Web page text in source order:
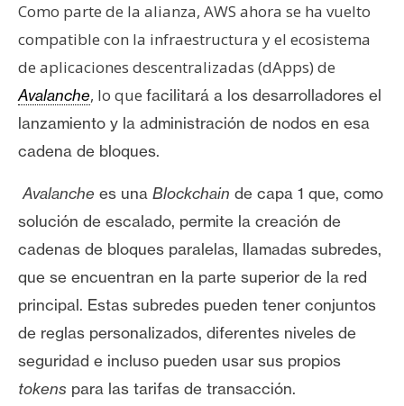
c
u
r
s
o
s
C
o
t
a
c
t
y
P
Como parte de la alianza, AWS ahora se ha vuelto
compatible con la infraestructura y el ecosistema
de aplicaciones descentralizadas (dApps) de
Avalanche, lo que facilitará a los desarrolladores el
lanzamiento y la administración de nodos en esa
cadena de bloques.
Avalanche es una Blockchain de capa 1 que, como
solución de escalado, permite la creación de
cadenas de bloques paralelas, llamadas subredes,
que se encuentran en la parte superior de la red
principal. Estas subredes pueden tener conjuntos
de reglas personalizados, diferentes niveles de
seguridad e incluso pueden usar sus propios
tokens para las tarifas de transacción.